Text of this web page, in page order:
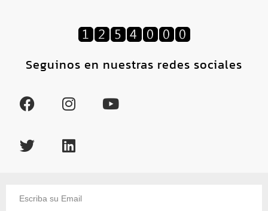
Seguinos en nuestras redes sociales